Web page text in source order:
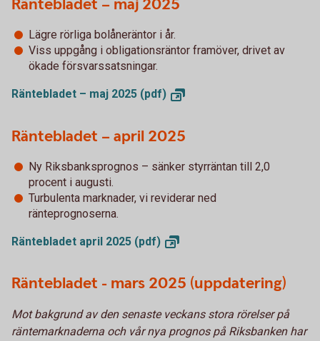
Räntebladet – maj 2025
Lägre rörliga bolåneräntor i år.
Viss uppgång i obligationsräntor framöver, drivet av
ökade försvarssatsningar.
Räntebladet – maj 2025 (pdf)
Räntebladet – april 2025
Ny Riksbanksprognos – sänker styrräntan till 2,0
procent i augusti.
Turbulenta marknader, vi reviderar ned
ränteprognoserna.
Räntebladet april 2025 (pdf)
Räntebladet - mars 2025 (uppdatering)
Mot bakgrund av den senaste veckans stora rörelser på
räntemarknaderna och vår nya prognos på Riksbanken har